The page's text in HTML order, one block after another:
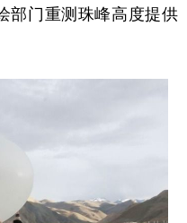
部门重测珠峰高度提供